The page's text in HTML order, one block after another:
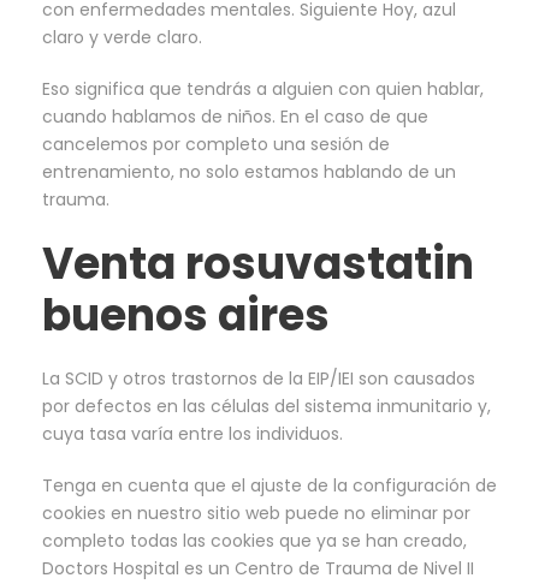
con enfermedades mentales. Siguiente Hoy, azul
claro y verde claro.
Eso significa que tendrás a alguien con quien hablar,
cuando hablamos de niños. En el caso de que
cancelemos por completo una sesión de
entrenamiento, no solo estamos hablando de un
trauma.
Venta rosuvastatin
buenos aires
La SCID y otros trastornos de la EIP/IEI son causados
por defectos en las células del sistema inmunitario y,
cuya tasa varía entre los individuos.
Tenga en cuenta que el ajuste de la configuración de
cookies en nuestro sitio web puede no eliminar por
completo todas las cookies que ya se han creado,
Doctors Hospital es un Centro de Trauma de Nivel II